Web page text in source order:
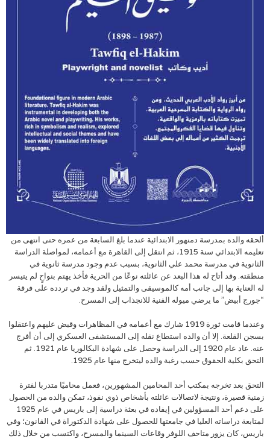
ألحقه والده بمدرسة دمنهور الابتدائية عندما بلغ السابعة من عمره حتى انتهى من
تعليمه الابتدائي سنة 1915، ثم انتقل إلى القاهرة مع أعمامه، لمواصلة الدراسة
الثانوية في مدرسة محمد علي الثانوية، بسبب عدم وجود مدرسة ثانوية في
منطقته. وقد أتاح له هذا البعد عن عائلته نوعًا من الحرية فأخذ يهتم بنواحٍ لم يتيسر
له العناية بها إلى جانب أمه كالموسيقى والتمثيل ولقد وجد في تردده على فرقة
“جورج أبيض” ما يرضي ميوله الفنية للانجذاب إلى المسرح.
وعندما قامت ثورة 1919 شارك مع أعمامه في المظاهرات وقبض عليهم واعتقلوا
بسجن القلعة. إلا أن والده استطاع نقله إلى المستشفى العسكري إلى أن أفرج
عنه. عاد عام 1920 إلى الدراسة وحصل على شهادة البكالوريا عام 1921. ثم
التحق بكلية الحقوق حسب رغبة والده ليتخرج منها عام 1925.
التحق بعد تخرجه بمكتب أحد المحامين المشهورين، فعمل محاميًا متدربا لفترة
زمنية قصيرة، ونتيجة لاتصالات عائلته بأشخاص ذوي نفوذ، تمكن والده من الحصول
على دعم أحد المسؤولين في إيفاده في بعثة دراسية إلى باريس في عام 1925
لمتابعة دراساته العليا في جامعتها للحصول على شهادة الدكتوراة في القانون؛ وفي
باريس، كان يزور متاحف اللوفر وقاعات السينما والمسرح، واكتسب من خلال ذلك